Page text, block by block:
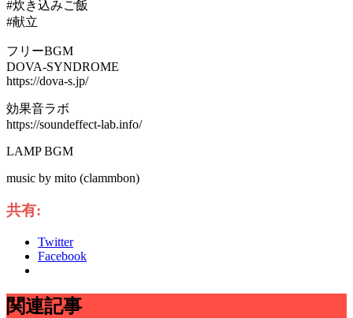
#炊き込みご飯
#献立
フリーBGM
DOVA-SYNDROME
https://dova-s.jp/
効果音ラボ
https://soundeffect-lab.info/
LAMP BGM
music by mito (clammbon)
共有:
Twitter
Facebook
関連記事